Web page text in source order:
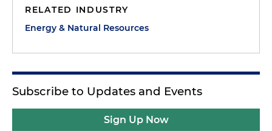
RELATED INDUSTRY
Energy & Natural Resources
Subscribe to Updates and Events
Sign Up Now